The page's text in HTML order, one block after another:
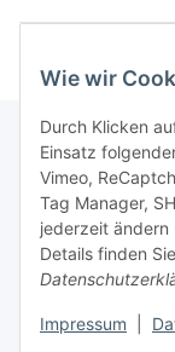
Wie wir
Durch Klicken
Einsatz
Vimeo,
Tag Manager,
jederzeit ändern
Details finden
Impressum
Bitte
Informationen